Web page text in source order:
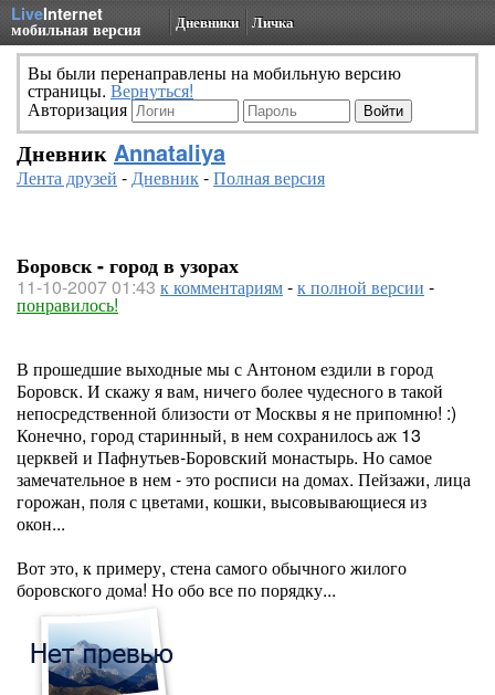
LiveInternet
мобильная версия Дневники Личка
Вы были перенаправлены на мобильную версию
страницы. Вернуться!
Авторизация
Дневник Annataliya
Лента друзей -Дневник-Полная версия
Боровск - город в узорах
11-10-2007 01:43 к комментариям-к полной версии -
понравилось!
В прошедшие выходные мы с Антоном ездили в город
Боровск. И скажу я вам, ничего более чудесного в такой
непосредственной близости от Москвы я не припомню! :)
Конечно, город старинный, в нем сохранилось аж 13
церквей и Пафнутьев-Боровский монастырь. Но самое
замечательное в нем - это росписи на домах. Пейзажи, лица
горожан, поля с цветами, кошки, высовывающиеся из
окон...
Вот это, к примеру, стена самого обычного жилого
боровского дома! Но обо все по порядку...